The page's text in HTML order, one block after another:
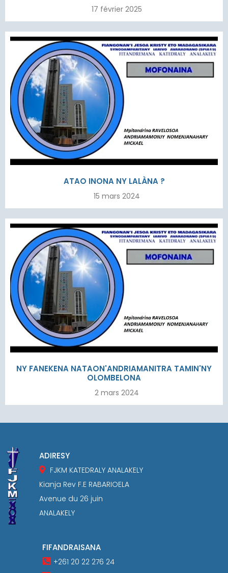
17 février 2025
ATAO INONA NY LALÀNA ?
15 mars 2024
NY FANEKENA NATAON'ANDRIAMANITRA TAMIN'NY
OLOMBELONA
2 mars 2024
ADIRESY
FJKM KATEDRALY ANALAKELY
Kianja Rev F.E RABARIOELA
Avenue du 26 juin
ANALAKELY
FIFANDRAISANA
+261 20 22 276 24